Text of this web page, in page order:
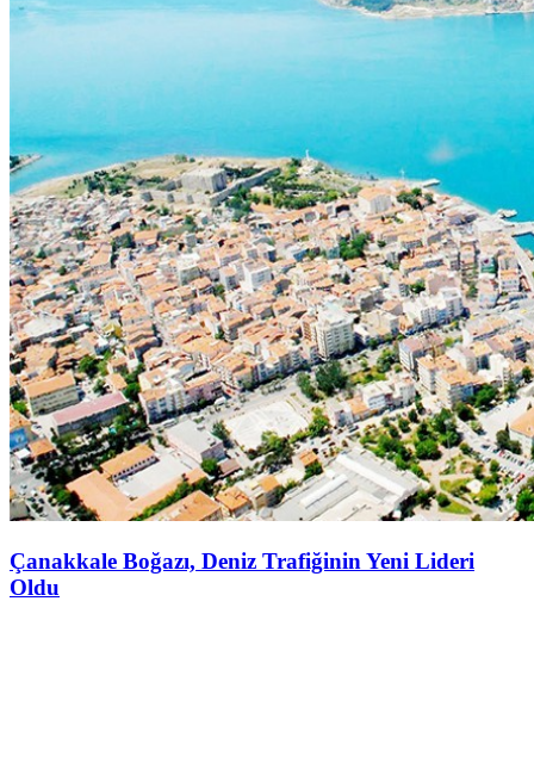
Çanakkale Boğazı, Deniz Trafiğinin Yeni Lideri
Oldu